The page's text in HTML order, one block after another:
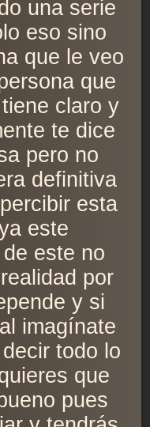
una serie
eso sino
que le veo
que
claro y
te dice
pero no
definitiva
esta
este
este no
por
y si
imagínate
todo lo
que
pues